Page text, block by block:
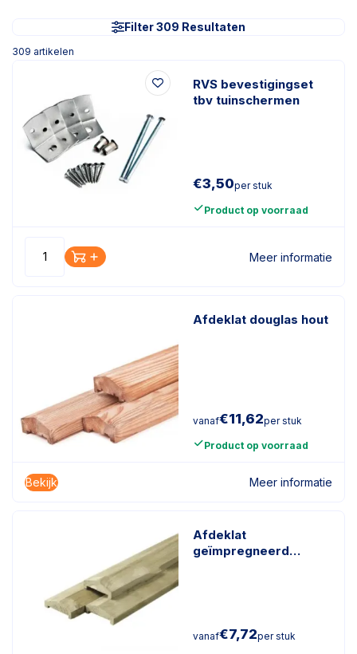
Filter 309 Resultaten
309 artikelen
RVS bevestigingset
tbv tuinschermen
€3,50per stuk
Product op voorraad
Meer informatie
Afdeklat douglas hout
vanaf€11,62per stuk
Product op voorraad
Bekijk Meer informatie
Afdeklat
geïmpregneerd
vanaf€7,72per stuk